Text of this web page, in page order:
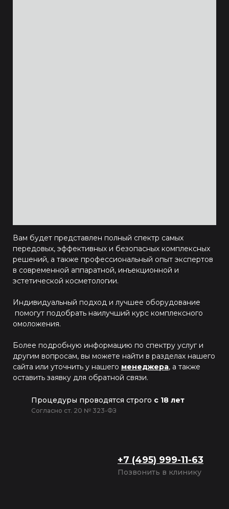
Вам будет представлен полный спектр самых
передовых, эффективных и безопасных комплексных
решений, а также профессиональный опыт экспертов
в современной аппаратной, инъекционной и
эстетической косметологии.
Индивидуальный подход и лучшее оборудование
помогут подобрать наилучший курс комплексного
омоложения.
Более подробную информацию по спектру услуг и
другим вопросам, вы можете найти в разделах нашего
сайта или уточнить у нашего менеджера, а также
оставить заявку для обратной связи.
Процедуры проводятся строго с 18 лет
Согласно ст. 20 № 323-ФЗ
+7 (495) 999-11-63
Позвонить в клинику